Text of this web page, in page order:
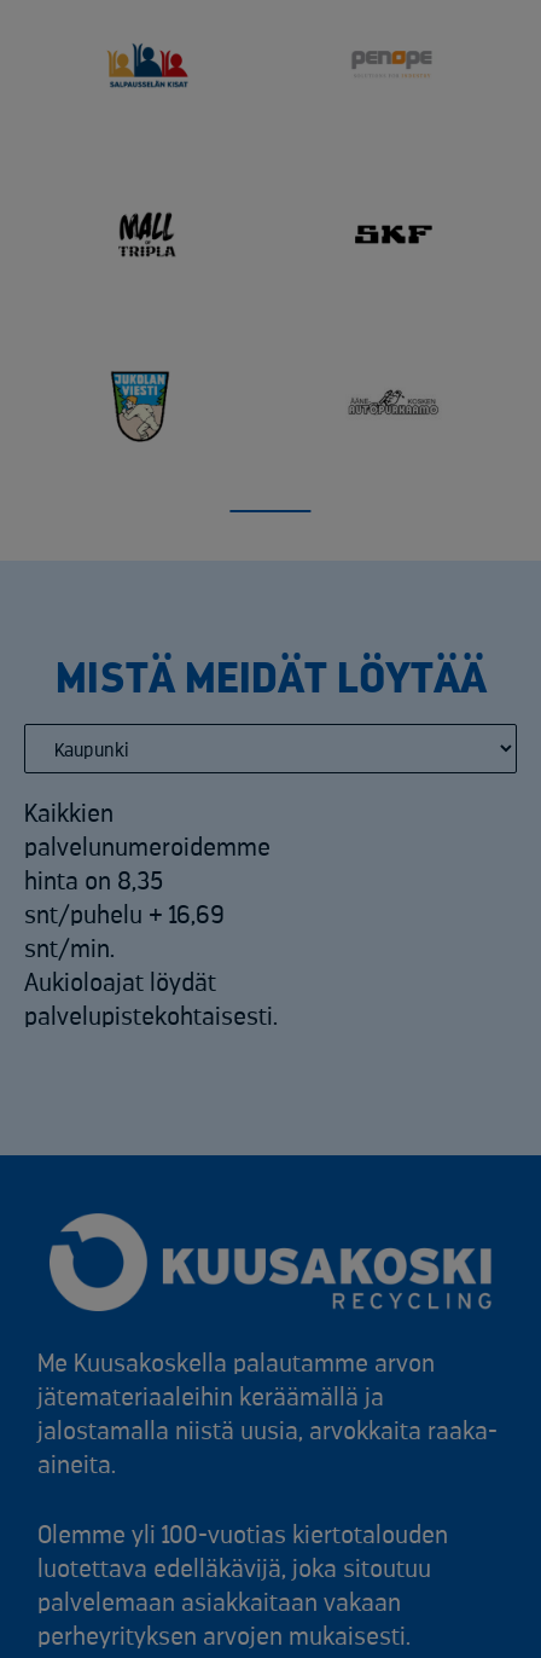
MISTÄ MEIDÄT LÖYTÄÄ
Kaikkien
palvelunumeroidemme
hinta on 8,35
snt/puhelu + 16,69
snt/min.
Aukioloajat löydät
palvelupistekohtaisesti.
Me Kuusakoskella palautamme arvon
jätemateriaaleihin keräämällä ja
jalostamalla niistä uusia, arvokkaita raaka-
aineita.
Olemme yli 100-vuotias kiertotalouden
luotettava edelläkävijä, joka sitoutuu
palvelemaan asiakkaitaan vakaan
perheyrityksen arvojen mukaisesti.